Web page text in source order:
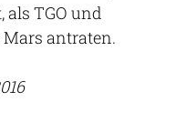
TGO und
antraten.